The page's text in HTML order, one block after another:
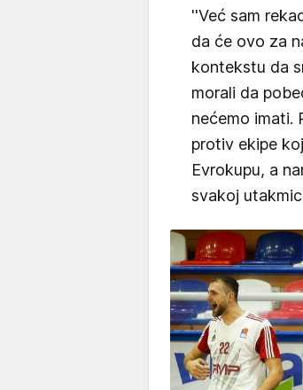
''Već sam
da će ovo za
kontekstu da
morali da
nećemo imati.
protiv ekipe
Evrokupu, a
svakoj